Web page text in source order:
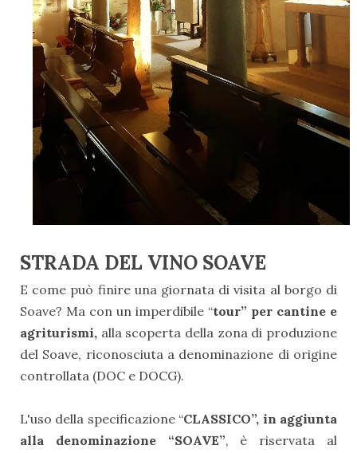
STRADA DEL VINO SOAVE
E come può finire una giornata di visita al borgo di
Soave? Ma con un imperdibile “tour” per cantine e
agriturismi, alla scoperta della zona di produzione
del Soave, riconosciuta a denominazione di origine
controllata (DOC e DOCG).
L'uso della specificazione “CLASSICO”, in aggiunta
alla denominazione “SOAVE”, è riservata al